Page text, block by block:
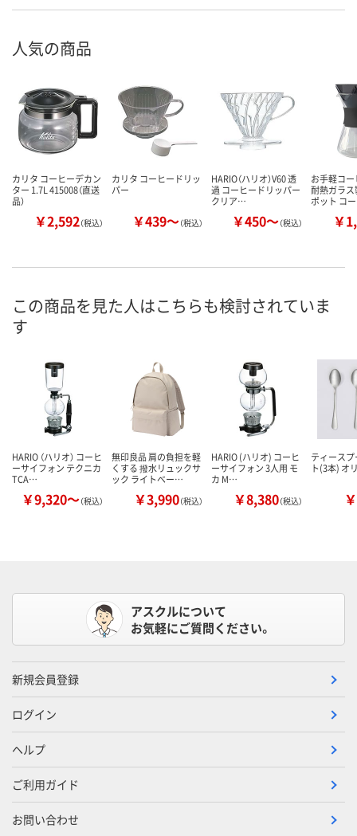
人気の商品
カリタ コーヒーデカン
ター 1.7L 415008（直送
品）
￥2,592（税込）
カリタ コーヒードリッ
パー
￥439～（税込）
HARIO（ハリオ）V60 透
過 コーヒードリッパー
クリア…
￥450～（税込）
お手軽コ
耐熱ガラ
ポット コ
￥
この商品を見た人はこちらも検討されていま
す
HARIO （ハリオ） コーヒ
ーサイフォン テクニカ
TCA…
￥9,320～（税込）
無印良品 肩の負担を軽
くする 撥水リュックサ
ック ライトベー…
￥3,990（税込）
HARIO (ハリオ) コーヒ
ーサイフォン 3人用 モ
カ M…
￥8,380（税込）
ティース
ト(3本) オ
アスクルについて
お気軽にご質問ください。
新規会員登録
ログイン
ヘルプ
ご利用ガイド
お問い合わせ